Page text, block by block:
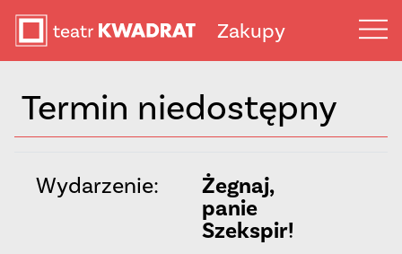
Zakupy
Termin niedostępny
Wydarzenie:
Żegnaj,
panie
Szekspir!